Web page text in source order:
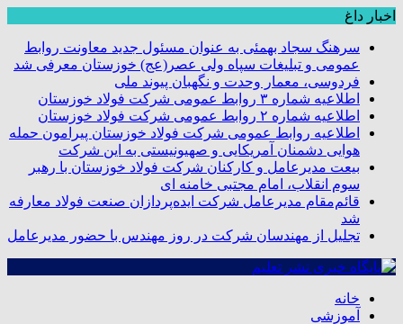
اخبار داغ
سرهنگ سجاد بهمئی به عنوان مسئول جدید معاونت روابط
عمومی و تبلیغات سپاه ولی عصر(عج) خوزستان معرفی شد
فردوسی، معمار وحدت و نگهبان پیوند ملی
اطلاعیه شماره ۳ روابط عمومی شرکت فولاد خوزستان
اطلاعیه شماره ۲ روابط عمومی شرکت فولاد خوزستان
اطلاعیه روابط عمومی شرکت فولاد خوزستان پیرامون حمله
هوایی دشمنان آمریکایی و صهیونیستی به این شرکت
بیعت مدیرعامل و کارکنان شرکت فولاد خوزستان با رهبر
سوم انقلاب، امام مجتبی خامنه ای
قائم‌مقام مدیرعامل شرکت ایده‌پردازان صنعت فولاد معارفه
شد
تجلیل از مهندسان شرکت در روز مهندس با حضور مدیرعامل
خانه
آموزشی